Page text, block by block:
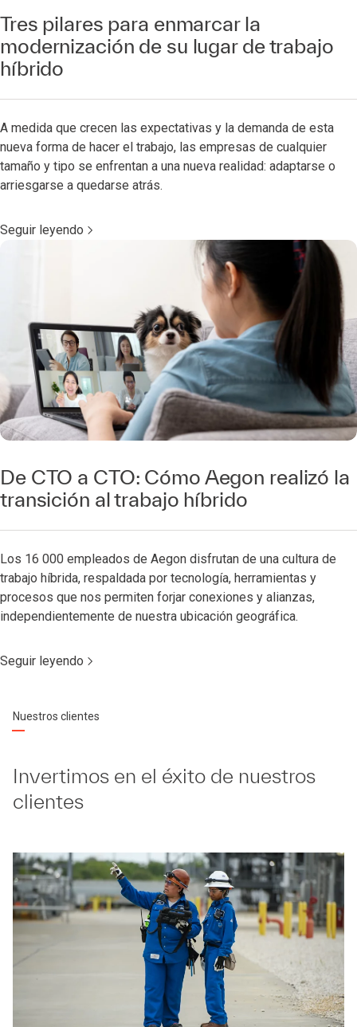
Tres pilares para enmarcar la
modernización de su lugar de trabajo
híbrido
A medida que crecen las expectativas y la demanda de esta
nueva forma de hacer el trabajo, las empresas de cualquier
tamaño y tipo se enfrentan a una nueva realidad: adaptarse o
arriesgarse a quedarse atrás.
Seguir leyendo
De CTO a CTO: Cómo Aegon realizó la
transición al trabajo híbrido
Los 16 000 empleados de Aegon disfrutan de una cultura de
trabajo híbrida, respaldada por tecnología, herramientas y
procesos que nos permiten forjar conexiones y alianzas,
independientemente de nuestra ubicación geográfica.
Seguir leyendo
Nuestros clientes
Invertimos en el éxito de nuestros
clientes